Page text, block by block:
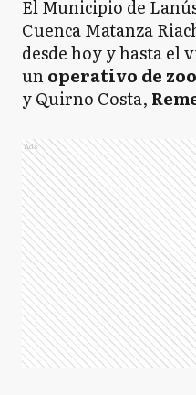
El Municipio de
Cuenca Matanza
desde hoy y hasta el
unoperativo de
y Quirno Costa,
Ads